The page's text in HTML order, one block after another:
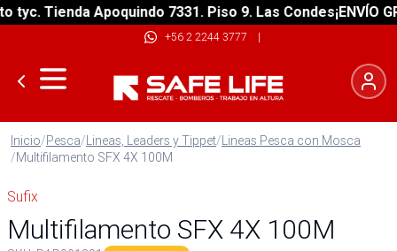
Tienda Apoquindo 7331. Piso 9. Las Condes¡ENVÍO
+56 2 2244 3777 |
Inicio/Pesca/Lineas, Leaders y Tippet/Lineas Pesca con Mosca
/Multifilamento SFX 4X 100M
Sufix
Multifilamento SFX 4X 100M